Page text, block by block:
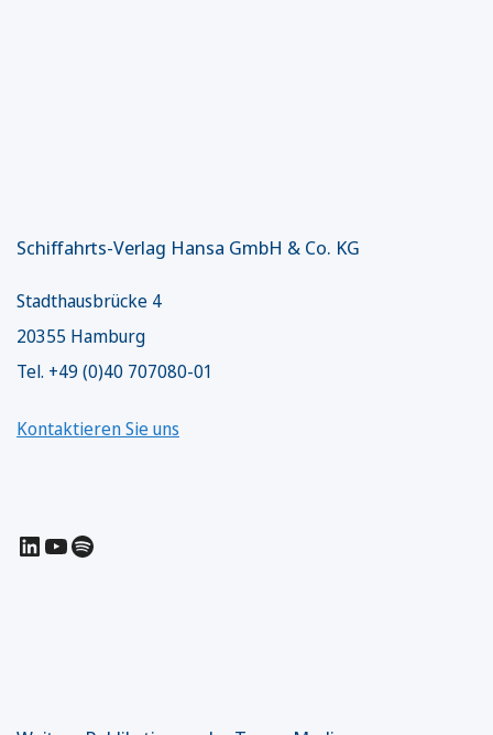
Schiffahrts-Verlag Hansa GmbH & Co. KG
Stadthausbrücke 4
20355 Hamburg
Tel. +49 (0)40 707080-01
Kontaktieren Sie uns
LinkedIn
YouTube
Spotify